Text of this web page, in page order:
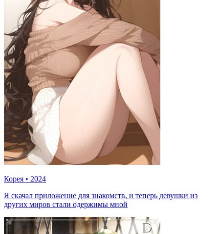
Корея • 2024
Я скачал приложение для знакомств, и теперь девушки из
других миров стали одержимы мной